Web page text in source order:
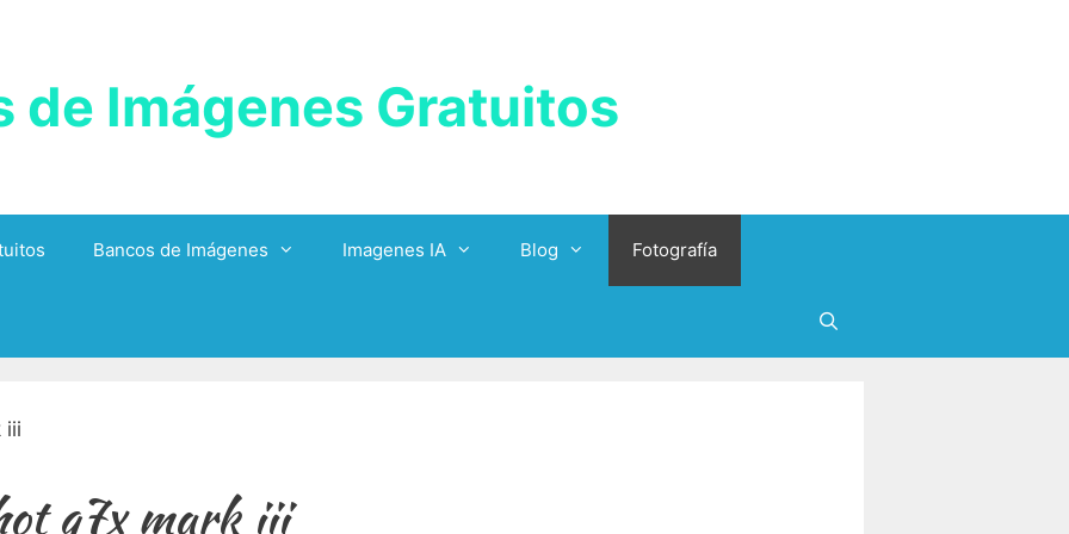
de Imágenes Gratuitos
Bancos de Imágenes Imagenes IA Blog Fotografía
g7x mark iii